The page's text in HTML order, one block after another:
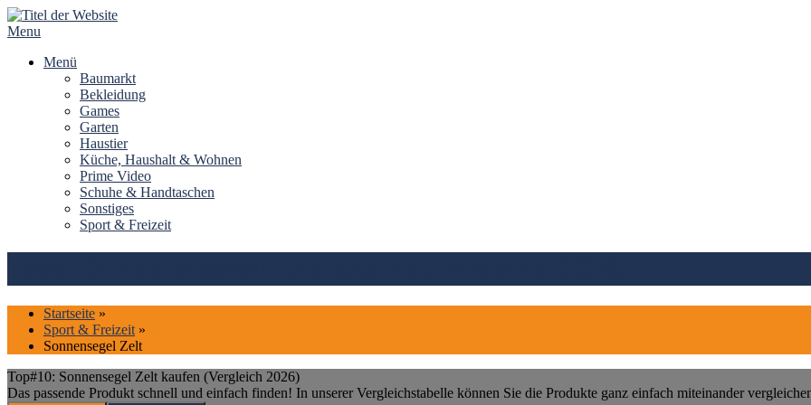
Skip
to
Menu
Menü
Baumarkt
Bekleidung
Games
Garten
Haustier
Küche, Haushalt & Wohnen
Prime Video
Schuhe & Handtaschen
Sonstiges
Sport & Freizeit
Startseite »
Sport & Freizeit »
Sonnensegel Zelt
Top#10: Sonnensegel Zelt kaufen (Vergleich 2026)
Das passende Produkt schnell und einfach finden! In unserer Vergleichstabelle können Sie die Produkte ganz einfach miteinander